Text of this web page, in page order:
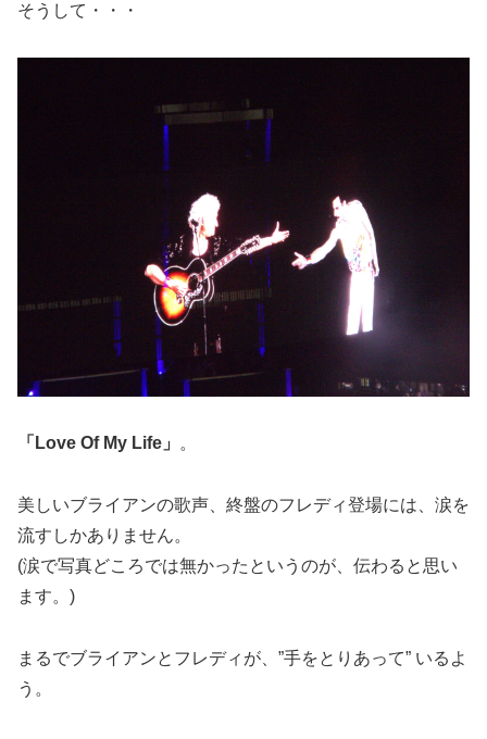
そうして・・・
「Love Of My Life」 。
美しいブライアンの歌声、終盤のフレディ登場には、涙を
流すしかありません。
(涙で写真どころでは無かったというのが、伝わると思い
ます。)
まるでブライアンとフレディが、”手をとりあって” いるよ
う。